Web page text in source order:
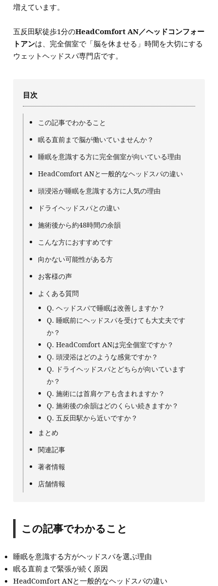
増えています。
五反田駅徒歩1分のHeadComfort AN／ヘッドコンフォー
トアンは、完全個室で「脳を休ませる」時間を大切にする
ウェットヘッドスパ専門店です。
目次
この記事でわかること
眠る直前まで脳が働いていませんか？
睡眠を意識する方に完全個室が向いている理由
HeadComfort ANと一般的なヘッドスパの違い
頭浸浴が睡眠を意識する方に人気の理由
ドライヘッドスパとの違い
施術後から約48時間の余韻
こんな方におすすめです
向かない可能性がある方
お客様の声
よくある質問
Q. ヘッドスパで睡眠は改善しますか？
Q. 睡眠前にヘッドスパを受けても大丈夫です
か？
Q. HeadComfort ANは完全個室ですか？
Q. 頭浸浴はどのような感覚ですか？
Q. ドライヘッドスパとどちらが向いています
か？
Q. 施術には首肩ケアも含まれますか？
Q. 施術後の余韻はどのくらい続きますか？
Q. 五反田駅から近いですか？
まとめ
関連記事
著者情報
店舗情報
この記事でわかること
睡眠を意識する方がヘッドスパを選ぶ理由
眠る直前まで緊張が続く原因
HeadComfort ANと一般的なヘッドスパの違い